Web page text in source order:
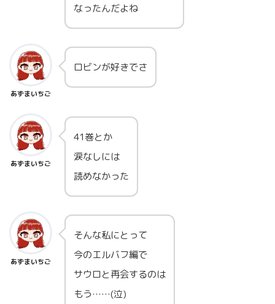
なったんだよね
あずまいちご
ロビンが好きでさ
あずまいちご
41巻とか
涙なしには
読めなかった
あずまいちご
そんな私にとって
今のエルバフ編で
サウロと再会するのは
もう……(泣)